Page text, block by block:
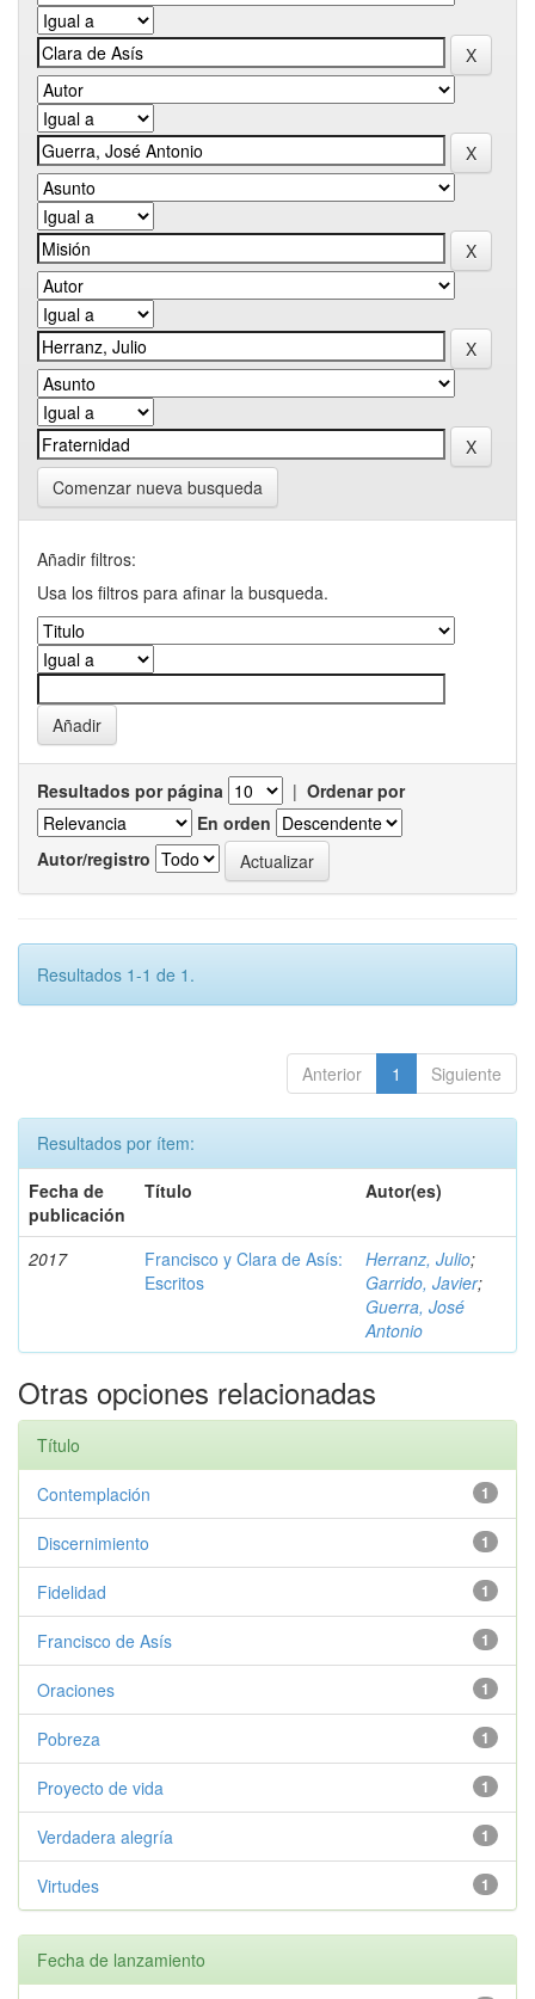
Comenzar nueva busqueda
Añadir filtros:
Usa los filtros para afinar la busqueda.
Resultados por página | Ordenar por
En orden
Autor/registro
Resultados 1-1 de 1.
Anterior 1 Siguiente
Resultados por ítem:
Fecha de
publicación
Título Autor(es)
2017
Francisco y Clara de Asís:
Escritos
Herranz, Julio;
Garrido, Javier;
Guerra, José
Antonio
Otras opciones relacionadas
Título
1
Contemplación
1
Discernimiento
1
Fidelidad
1
Francisco de Asís
1
Oraciones
1
Pobreza
1
Proyecto de vida
1
Verdadera alegría
1
Virtudes
Fecha de lanzamiento